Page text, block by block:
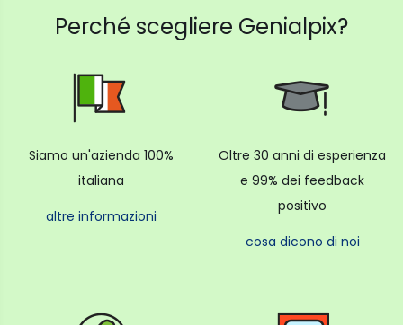
Perché scegliere Genialpix?
Siamo un'azienda 100%
italiana
altre informazioni
Oltre 30 anni di esperienza
e 99% dei feedback
positivo
cosa dicono di noi